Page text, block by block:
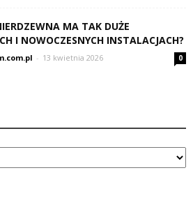
MA TAK DUŻE
I NOWOCZESNYCH INSTALACJACH?
- 13 kwietnia 2026 0